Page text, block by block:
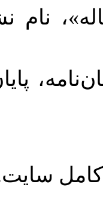
نام
کامل